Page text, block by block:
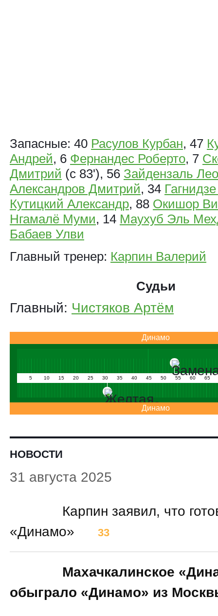
Запасные: 40 Расулов Курбан, 47
Андрей, 6 Фернандес Роберто, 7
Дмитрий (с 83'), 56 Зайдензаль
Александров Дмитрий, 34
Кутицкий Александр, 88 Окишор
Нгамалё Муми, 14 Маухуб Эль
Бабаев Улви
Главный тренер: Карпин Валерий
Судьи
Главный: Чистяков Артём
Динамо
5 10 15 20 25 30 35 40 45 50 55 60 65
Динамо
НОВОСТИ
31 августа 2025
Карпин заявил, что
«Динамо»
33
Махачкалинское
обыграло «Динамо» из